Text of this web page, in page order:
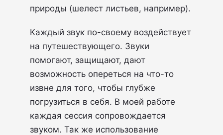
природы (шелест листьев, например).
Каждый звук по-своему воздействует
на путешествующего. Звуки
помогают, защищают, дают
возможность опереться на что-то
извне для того, чтобы глубже
погрузиться в себя. В моей работе
каждая сессия сопровождается
звуком. Так же использование